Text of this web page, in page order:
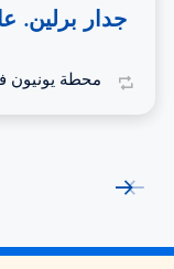
جدار برلين.
محطة